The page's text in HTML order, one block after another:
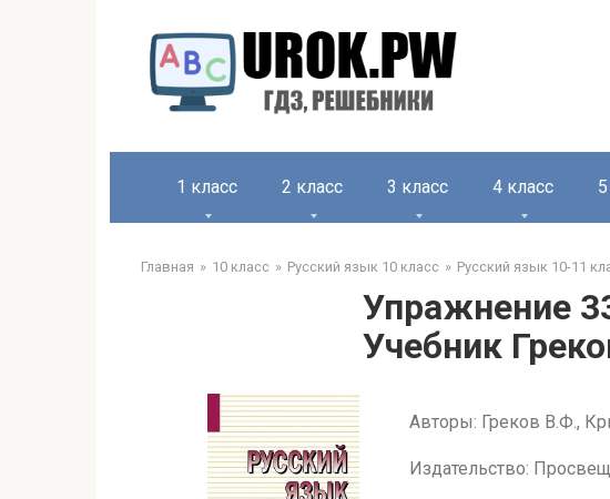
1 класс 2 класс 3 класс 4 класс
Главная 10 класс Русский язык 10 класс Русский язык 10-11
Упражнение
Учебник
Авторы: Греков В.Ф.,
Издательство: